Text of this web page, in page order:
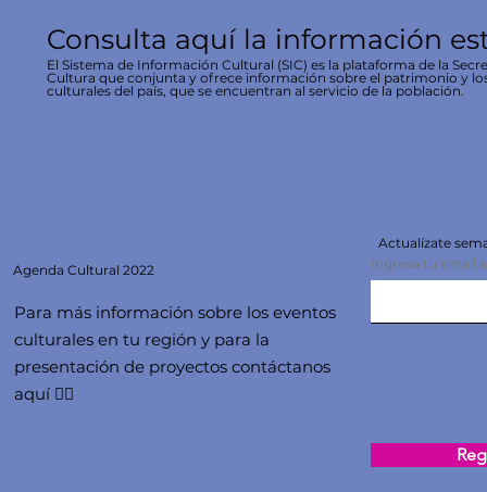
Consulta aquí la información
El Sistema de Información Cultural (SIC) es la plataforma de la
Cultura que conjunta y ofrece información sobre el patrimonio y
culturales del país, que se encuentran al servicio de la población.
Agenda Cultural 2022
Para más información sobre los eventos
culturales en tu región y para la
presentación de proyectos contáctanos
aquí 👇🏻
Actualízate
Ingresa tu email